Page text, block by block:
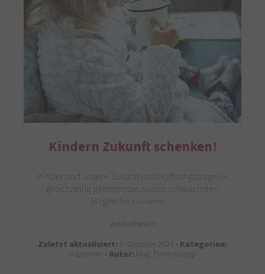
Kindern Zukunft schenken!
Kinder sind unsere Zukunft und Hoffnungsträger –
gleichzeitig gehören sie zu den schwächsten
Mitgliedern unserer…
weiterlesen
Zuletzt aktualisiert:9. Oktober 2024 •Kategorien:
Allgemein •Autor: Mag. Doris Knapp